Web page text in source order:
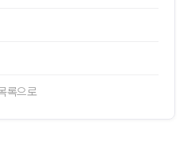
록으로